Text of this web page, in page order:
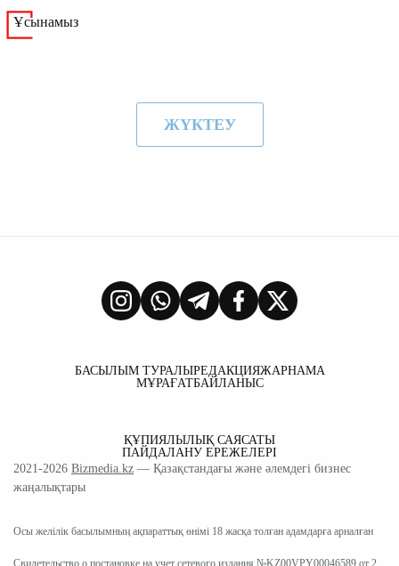
Ұсынамыз
ЖҮКТЕУ
БАСЫЛЫМ ТУРАЛЫРЕДАКЦИЯЖАРНАМА
МҰРАҒАТБАЙЛАНЫС
ҚҰПИЯЛЫЛЫҚ САЯСАТЫ
ПАЙДАЛАНУ ЕРЕЖЕЛЕРІ
2021-2026 Bizmedia.kz — Қазақстандағы және әлемдегі бизнес
жаңалықтары
Осы желілік басылымның ақпараттық өнімі 18 жасқа толған адамдарға арналған
Свидетельство о постановке на учет сетевого издания №KZ00VPY00046589 от 2